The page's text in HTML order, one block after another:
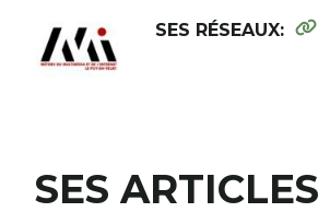
SES RÉSEAUX:
SES ARTICLES